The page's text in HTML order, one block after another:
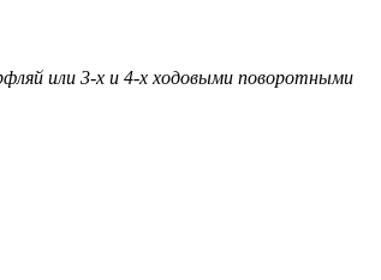
или 3-х и 4-х ходовыми поворотными